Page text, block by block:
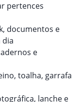
pertences
documentos e
dia
e
toalha, garrafa
lanche e